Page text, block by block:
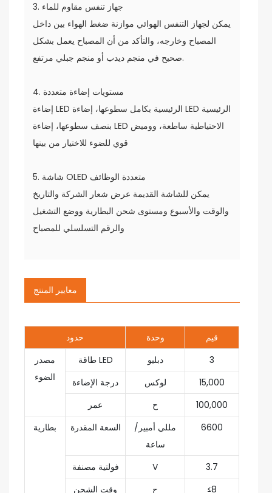
3. جهاز تنفس مقاوم للماء
يمكن لجهاز التنفس الهوائي موازنة ضغط الهواء بين داخل
المصباح وخارجه، والتأكد من أن المصباح يعمل بشكل
صحيح في منجم ديدب أو منجم جبلي مرتفع.
4. مستويات إضاءة متعددة
إضاءة LED الرئيسية بكامل سطوعها، إضاءة LED الرئيسية
بنصف سطوعها، إضاءة LED الاحتياطية ساطعة، ووميض
قوي للضوء للاختيار من بينها
5. شاشة OLED متعددة الوظائف
يمكن للشاشة القديمة عرض شعار الشركة والتاريخ
والوقت والأسبوع ومستوى شحن البطارية ووضع التشغيل
والرقم التسلسلي للمصباح
معايير المنتج
حدود وحدة
قيم
مصدر
الضوء
طاقة LED دبليو
3
درجة الإضاءة
لوكس
15,000
عمر
ح
100,000
بطارية
السعة المقدرة
مللي أمبير/
ساعة
6600
فولتية مصنفة V
3.7
وقت الشحن
ح ≤8